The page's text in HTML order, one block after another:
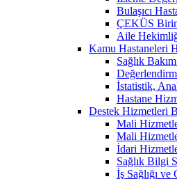
Bulaşıcı
ÇEKÜS
Aile
Kamu Hastaneleri
Sağlık
İstatistik,
Hastane
Destek Hizmetleri
Mali
Mali
İdari
Sağlık Bilgi
İş Sağlığı